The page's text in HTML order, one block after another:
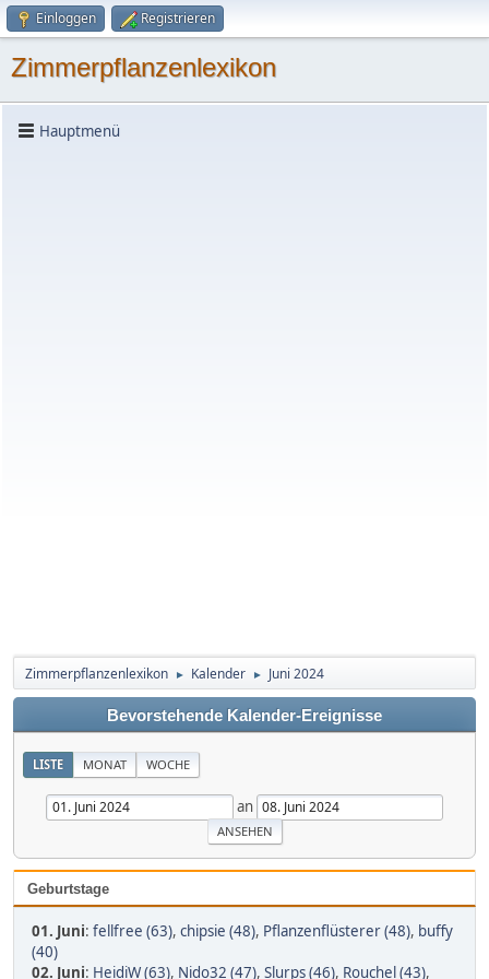
Einloggen Registrieren
Zimmerpflanzenlexikon
Hauptmenü
Zimmerpflanzenlexikon ► Kalender ► Juni 2024
Bevorstehende Kalender-Ereignisse
LISTE MONAT WOCHE
an
Geburtstage
01. Juni: fellfree (63), chipsie (48), Pflanzenflüsterer (48), buffy
(40)
02. Juni: HeidiW (63), Nido32 (47), Slurps (46), Rouchel (43),